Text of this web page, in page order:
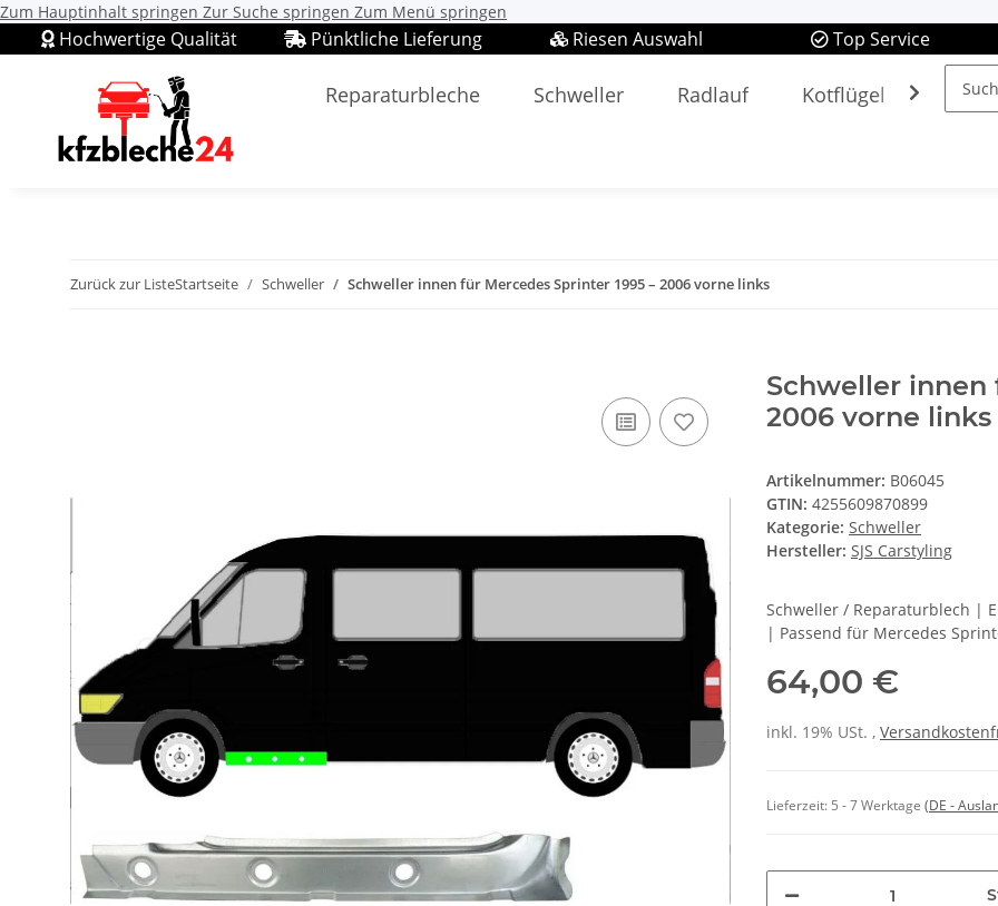
Zum Hauptinhalt springen Zur Suche springen Zum Menü springen
Top Service
Riesen Auswahl
Pünktliche Lieferung
Hochwertige Qualität
Reparaturbleche Schweller Radlauf Kotflügel
Zurück zur ListeStartseite Schweller Schweller innen für Mercedes Sprinter 1995 – 2006 vorne links
Schweller innen
2006 vorne links
Artikelnummer: B06045
GTIN: 4255609870899
Kategorie: Schweller
Hersteller: SJS Carstyling
Schweller / Reparaturblech |
| Passend für Mercedes
64,00 €
inkl. 19% USt. ,
Lieferzeit: 5 - 7 Werktage (DE -